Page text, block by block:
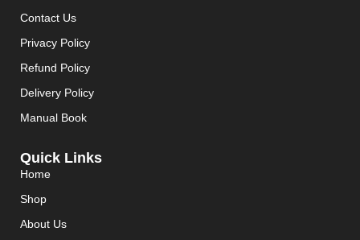
Contact Us
Privacy Policy
Refund Policy
Delivery Policy
Manual Book
Quick Links
Home
Shop
About Us